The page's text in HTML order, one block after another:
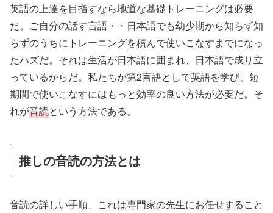
英語の上達を目指すなら地道な基礎トレーニングは必要
だ。ご自分の話す言語・・日本語でも幼少期から知らず知
らずのうちにトレーニングを積んで使いこなすまでになっ
たハズだ。それは生活が日本語に囲まれ、日本語で成り立
っているからだ。私たちが第2言語として英語を学び、短
期間で使いこなすにはもっと効率の良い方法が必要だ。そ
れが音読という方法である。
推しの音読の方法とは
音読の詳しい手順、これは専門家の先生にお任せすること